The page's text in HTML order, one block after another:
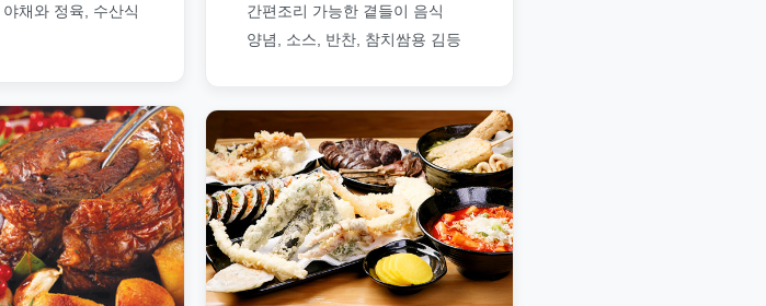
채와 정육, 수산식
간편조리 가능한 곁들이 음식
양념, 소스, 반찬, 참치쌈용 김등